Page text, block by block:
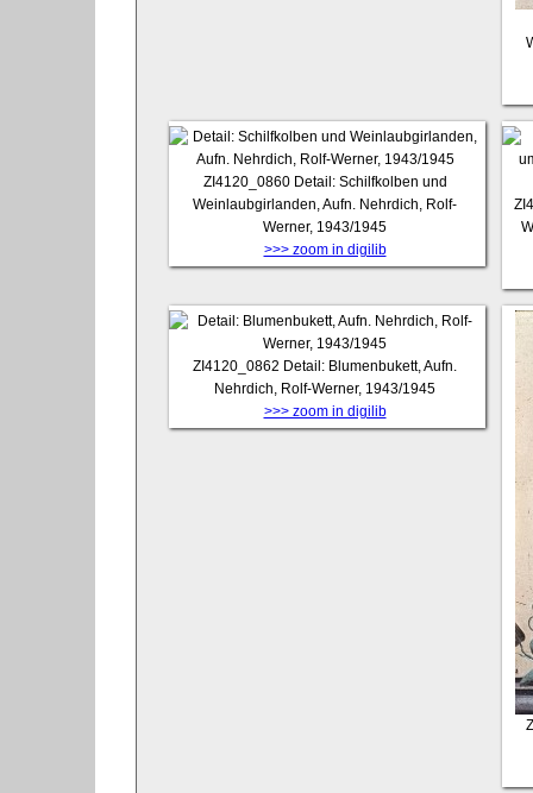
ZI4120_0860 Detail: Schilfkolben und
Weinlaubgirlanden, Aufn. Nehrdich, Rolf-
Werner, 1943/1945
>>> zoom in digilib
ZI4120_0862 Detail: Blumenbukett, Aufn.
Nehrdich, Rolf-Werner, 1943/1945
>>> zoom in digilib